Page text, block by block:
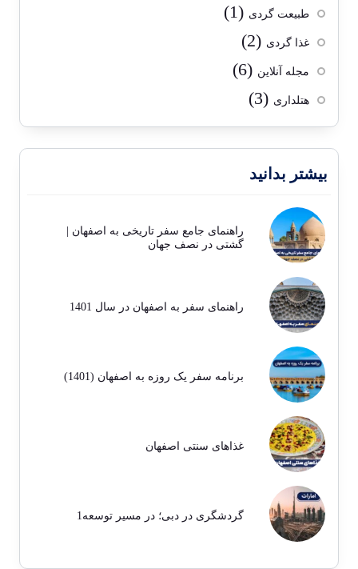
طبیعت گردی (1)
غذا گردی (2)
مجله آنلاین (6)
هتلداری (3)
بیشتر بدانید
راهنمای جامع سفر تاریخی به اصفهان |
گشتی در نصف جهان
راهنمای سفر به اصفهان در سال 1401
برنامه سفر یک روزه به اصفهان (1401)
غذاهای سنتی اصفهان
گردشگری در دبی؛ در مسیر توسعه1